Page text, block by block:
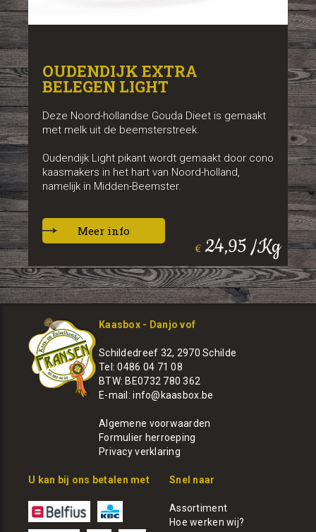
€ 24,95 /Kg
OUDENDIJK EXTRA
BELEGEN LIGHT
Deze Noord-hollandse Gouda Dieet is gemaakt
met melk uit de beemsterstreek.
Oudendijk Light pikant wordt gemaakt door cono
kaasmakers in het hart van Noord-holland,
namelijk in Midden-Beemster.
Meer info
Kaasbox - Danjo vof
Schildedreef 32, 2970 Schilde
Tel: 0486 04 71 08
BTW: BE0732 780 362
E-mail:info@kaasbox.be
Algemene voorwaarden
Formulier herroeping
Privacy verklaring
U kan bij ons betalen met Snel naar
Assortiment
Hoe werken wij?